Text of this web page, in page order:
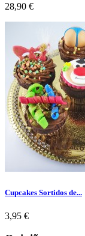
Preço
28,90 €
Cupcakes Sortidos de...
Preço
3,95 €